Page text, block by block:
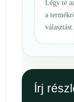
Légy te
a
választást.
Írj